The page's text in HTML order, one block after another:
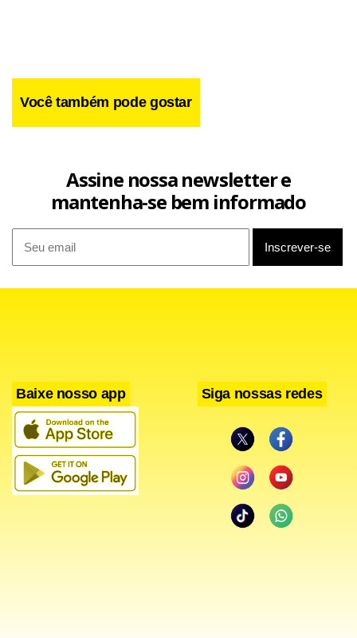
Facebook
WhatsApp
Você também pode gostar
Assine nossa newsletter e
mantenha-se bem informado
Baixe nosso app Siga nossas redes